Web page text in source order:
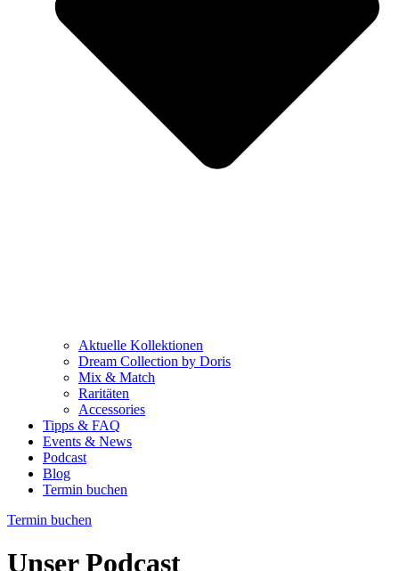
Aktuelle Kollektionen
Dream Collection by Doris
Mix & Match
Raritäten
Accessories
Tipps & FAQ
Events & News
Podcast
Blog
Termin buchen
Termin buchen
Unser Podcast